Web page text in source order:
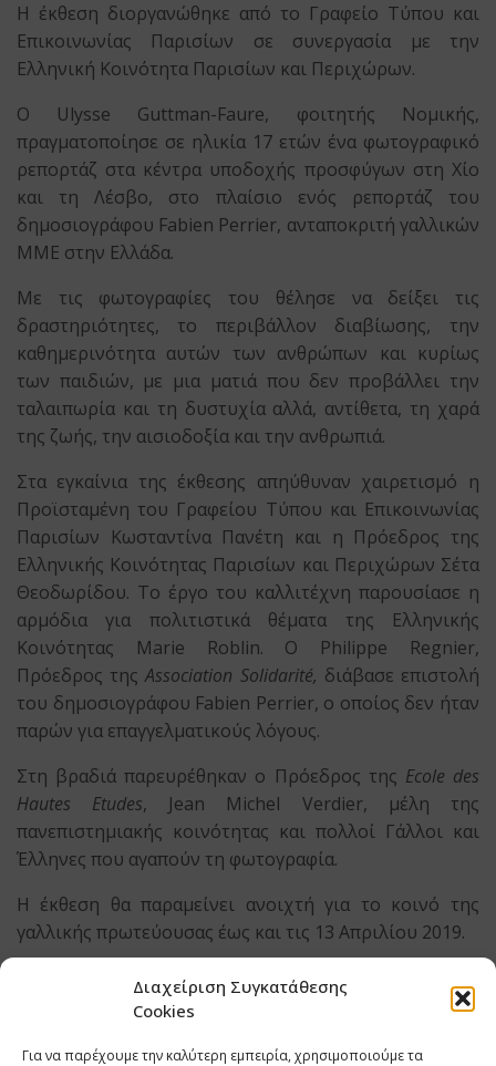
Διαχείριση Συγκατάθεσης
Cookies
Για να παρέχουμε την καλύτερη εμπειρία, χρησιμοποιούμε τα
Η έκθεση διοργανώθηκε από το Γραφείο Τύπου και
Επικοινωνίας Παρισίων σε συνεργασία με την
Ελληνική Κοινότητα Παρισίων και Περιχώρων.
O Ulysse Guttman-Faure, φοιτητής Νομικής,
πραγματοποίησε σε ηλικία 17 ετών ένα φωτογραφικό
ρεπορτάζ στα κέντρα υποδοχής προσφύγων στη Χίο
και τη Λέσβο, στο πλαίσιο ενός ρεπορτάζ του
δημοσιογράφου Fabien Perrier, ανταποκριτή γαλλικών
ΜΜΕ στην Ελλάδα.
Με τις φωτογραφίες του θέλησε να δείξει τις
δραστηριότητες, το περιβάλλον διαβίωσης, την
καθημερινότητα αυτών των ανθρώπων και κυρίως
των παιδιών, με μια ματιά που δεν προβάλλει την
ταλαιπωρία και τη δυστυχία αλλά, αντίθετα, τη χαρά
της ζωής, την αισιοδοξία και την ανθρωπιά.
Στα εγκαίνια της έκθεσης απηύθυναν χαιρετισμό η
Προϊσταμένη του Γραφείου Τύπου και Επικοινωνίας
Παρισίων Κωσταντίνα Πανέτη και η Πρόεδρος της
Ελληνικής Κοινότητας Παρισίων και Περιχώρων Σέτα
Θεοδωρίδου. Το έργο του καλλιτέχνη παρουσίασε η
αρμόδια για πολιτιστικά θέματα της Ελληνικής
Κοινότητας Μarie Roblin. O Philippe Regnier,
Πρόεδρος τηςAssociation Solidarité, διάβασε επιστολή
του δημοσιογράφου Fabien Perrier, ο οποίος δεν ήταν
παρών για επαγγελματικούς λόγους.
Στη βραδιά παρευρέθηκαν ο Πρόεδρος της Ecole des
Hautes
Etudes, Jean Michel Verdier, μέλη της
πανεπιστημιακής κοινότητας και πολλοί Γάλλοι και
Έλληνες που αγαπούν τη φωτογραφία.
Η έκθεση θα παραμείνει ανοιχτή για το κοινό της
γαλλικής πρωτεύουσας έως και τις 13 Απριλίου 2019.
ULYSSE GUTTMAN-FAURE
ΓΡΑΦΕΙΟ ΤΥΠΟΥ ΚΑΙ ΕΠΙΚΟΙΝΩΝΙΑΣ ΠΑΡΙΣΙΩΝ